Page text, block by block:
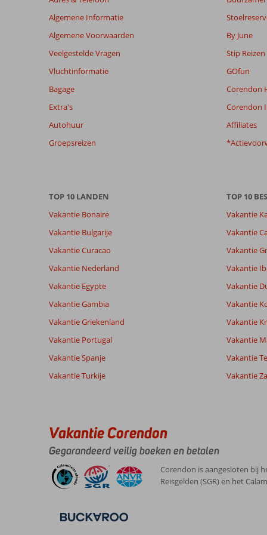
relevantie
van
getoonde
beoordelingen
onze
Gebaseerd op:
21
beoordelingen
9,1
Uitstekend
Eten
Wifi
Ervaringen
van onze
klanten
Taal
8,0
Nederland
Over
Playa
de
Muro:
strand
dichtbij
en
mooie
omgeving
wandelen
Algemene indruk
Ligging
Wifi kwaliteit 9
Algemene Informatie
Algemene Voorwaarden
Veelgestelde Vragen
Vluchtinformatie
Bagage
Extra's
Autohuur
Groepsreizen
By June
Stip Reizen
GOfun
Corendon
Corendon
Affiliates
TOP 10 LANDEN
Vakantie Bonaire
Vakantie Bulgarije
Vakantie Curacao
Vakantie Nederland
Vakantie Egypte
Vakantie Gambia
Vakantie Griekenland
Vakantie Portugal
Vakantie Spanje
Vakantie Turkije
TOP 10
Vakantie
Vakantie
Vakantie
Vakantie
Vakantie
Vakantie
Vakantie
Vakantie
Vakantie
Vakantie
Vakantie Corendon
Gegarandeerd veilig boeken en betalen
Corendon is aangesloten bij
Reisgelden (SGR) en het